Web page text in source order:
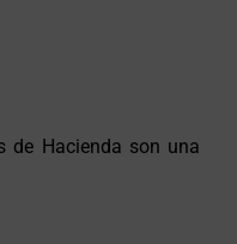
de Hacienda son una